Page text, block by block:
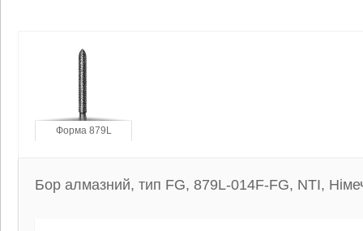
Форма 879L
Бор алмазний, тип FG, 879L-014F-FG, NTI,